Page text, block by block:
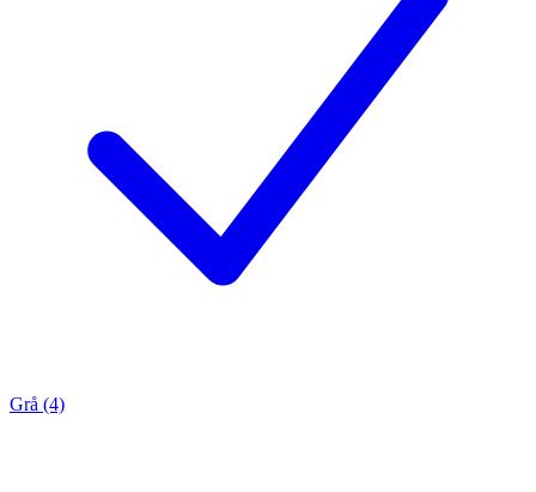
Grå (4)